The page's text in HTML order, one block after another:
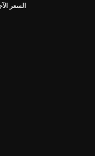
السعر